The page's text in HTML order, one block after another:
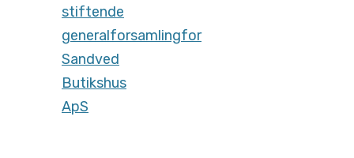
stiftende
generalforsamlingfor
Sandved
Butikshus
ApS